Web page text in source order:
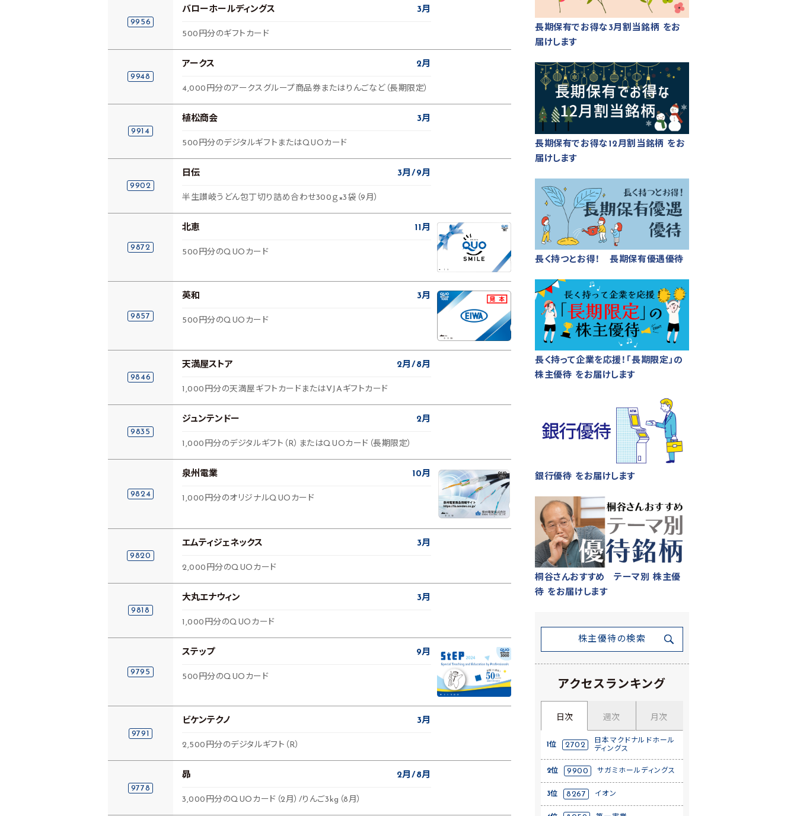
9956
バローホールディングス 3月
500円分のギフトカード
9948
アークス 2月
4,000円分のアークスグループ商品券またはりんごなど（長期限定）
9914
植松商会 3月
500円分のデジタルギフトまたはQUOカード
9902
日伝 3月 9月
半生讃岐うどん包丁切り詰め合わせ300ｇ×3袋（9月）
9872
北恵 11月
500円分のQUOカード
9857
英和 3月
500円分のQUOカード
9846
天満屋ストア 2月 8月
1,000円分の天満屋ギフトカードまたはVJAギフトカード
9835
ジュンテンドー 2月
1,000円分のデジタルギフト（R）またはQUOカード（長期限定）
9824
泉州電業 10月
1,000円分のオリジナルQUOカード
9820
エムティジェネックス 3月
2,000円分のQUOカード
9818
大丸エナウィン 3月
1,000円分のQUOカード
9795
ステップ 9月
500円分のQUOカード
9791
ビケンテクノ 3月
2,500円分のデジタルギフト（R）
9778
昴 2月 8月
3,000円分のQUOカード（2月）/りんご3kg（8月）
長期保有でお得な3月割当銘柄 をお
届けします
長期保有でお得な12月割当銘柄 をお
届けします
長く持つとお得！ 長期保有優遇優待
長く持って企業を応援！「長期限定」の
株主優待 をお届けします
銀行優待 をお届けします
桐谷さんおすすめ テーマ別 株主優
待 をお届けします
株主優待の検索
アクセスランキング
日次 週次 月次
1位 2702
日本マクドナルドホール
ディングス
2位 9900 サガミホールディングス
3位 8267 イオン